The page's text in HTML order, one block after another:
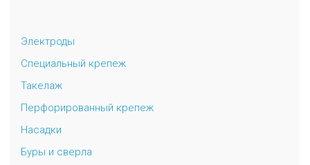
Электроды
Специальный крепеж
Такелаж
Перфорированный крепеж
Насадки
Буры и сверла